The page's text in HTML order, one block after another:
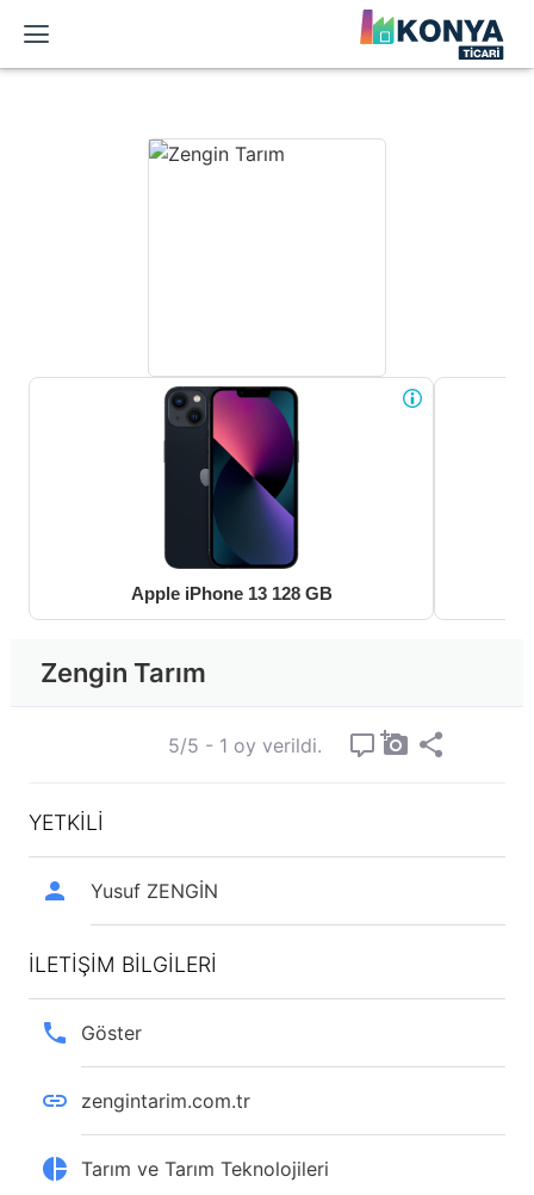
Apple iPhone 13 128 GB
Zengin Tarım
5/5 - 1 oy verildi.
YETKİLİ
Yusuf ZENGİN
İLETİŞİM BİLGİLERİ
Göster
zengintarim.com.tr
Tarım ve Tarım Teknolojileri